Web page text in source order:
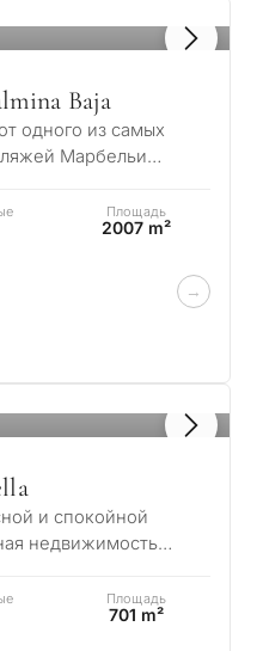
Baja
одного из самых
Марбельи
Площадь
2007 m²
и спокойной
недвижимость
Площадь
701 m²